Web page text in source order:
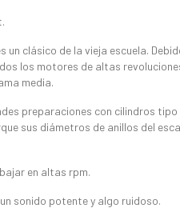
un clásico de la vieja escuela.
los motores de altas
media.
preparaciones con cilindros
sus diámetros de anillos del
en altas rpm.
sonido potente y algo ruidoso.